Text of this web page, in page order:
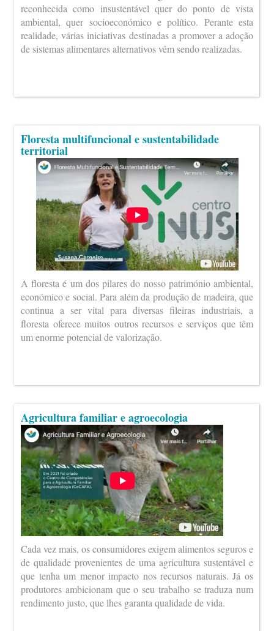
reconhecida como insustentável quer do ponto de vista
ambiental, quer socioeconómico e político. Perante esta
realidade, várias iniciativas destinadas a promover a adoção
de sistemas alimentares alternativos vêm sendo realizadas.
Floresta multifuncional e sustentabilidade
territorial
A floresta é um dos pilares do nosso património ambiental,
económico e social. Para além da produção de madeira, que
continua a ser vital para diversas fileiras industriais, a
floresta oferece muitos outros recursos e serviços que têm
um enorme potencial de valorização.
Agricultura familiar e agroecologia
Cada vez mais, os consumidores exigem alimentos seguros e
de qualidade provenientes de uma agricultura sustentável e
que tenha um menor impacto nos recursos naturais. Já os
produtores ambicionam que o seu trabalho se traduza num
rendimento justo, que lhes garanta qualidade de vida.